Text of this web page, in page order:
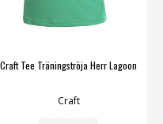
Craft Tee Träningströja Herr Lagoon
Craft